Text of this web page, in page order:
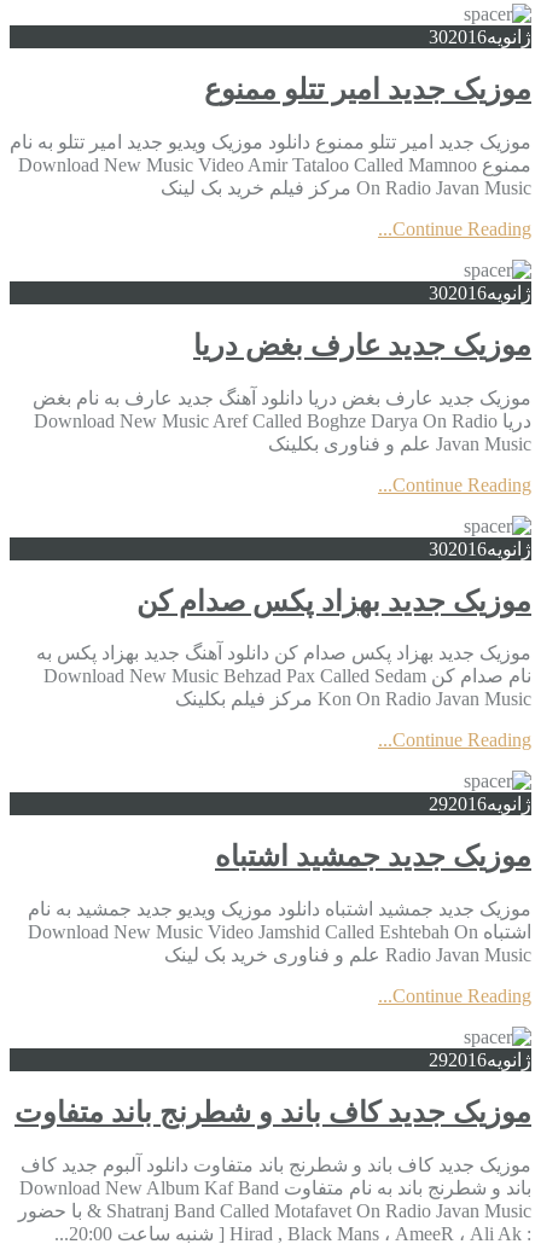
ژانویه 302016
موزیک جدید امیر تتلو ممنوع
موزیک جدید امیر تتلو ممنوع دانلود موزیک ویدیو جدید امیر تتلو به نام
ممنوع Download New Music Video Amir Tataloo Called Mamnoo
On Radio Javan Music مرکز فیلم خرید بک لینک
Continue Reading...
ژانویه 302016
موزیک جدید عارف بغض دریا
موزیک جدید عارف بغض دریا دانلود آهنگ جدید عارف به نام بغض
دریا Download New Music Aref Called Boghze Darya On Radio
Javan Music علم و فناوری بکلینک
Continue Reading...
ژانویه 302016
موزیک جدید بهزاد پکس صدام کن
موزیک جدید بهزاد پکس صدام کن دانلود آهنگ جدید بهزاد پکس به
نام صدام کن Download New Music Behzad Pax Called Sedam
Kon On Radio Javan Music مرکز فیلم بکلینک
Continue Reading...
ژانویه 292016
موزیک جدید جمشید اشتباه
موزیک جدید جمشید اشتباه دانلود موزیک ویدیو جدید جمشید به نام
اشتباه Download New Music Video Jamshid Called Eshtebah On
Radio Javan Music علم و فناوری خرید بک لینک
Continue Reading...
ژانویه 292016
موزیک جدید کاف باند و شطرنج باند متفاوت
موزیک جدید کاف باند و شطرنج باند متفاوت دانلود آلبوم جدید کاف
باند و شطرنج باند به نام متفاوت Download New Album Kaf Band
& Shatranj Band Called Motafavet On Radio Javan Music با حضور
: Hirad , Black Mans ، AmeeR ، Ali Ak [ شنبه ساعت 20:00...